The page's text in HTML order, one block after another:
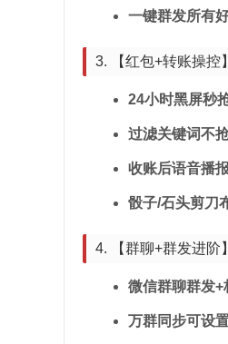
一键群发所有
3. 【红包+转账操控
24小时黑屏秒
过滤关键词不
收账后语音播
骰子/石头剪刀
4. 【群聊+群发进阶
微信群聊群发+
万群同步可设